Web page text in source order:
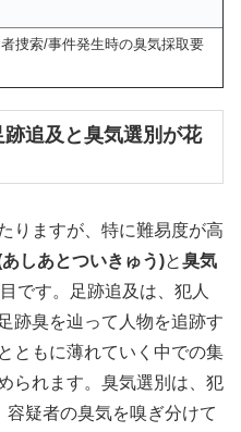
捜索/事件発生時の臭気採取要
追及と臭気選別が花
りますが、特に難易度が高
しあとついきゅう)と臭気
です。足跡追及は、犯人
跡臭を辿って人物を追跡す
ともに薄れていく中での集
られます。臭気選別は、犯
容疑者の臭気を嗅ぎ分けて